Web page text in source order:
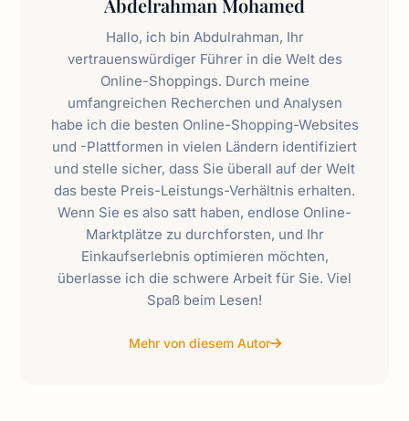
Hallo, ich bin Abdulrahman, Ihr
vertrauenswürdiger Führer in die Welt des
Online-Shoppings. Durch meine
umfangreichen Recherchen und Analysen
habe ich die besten Online-Shopping-Websites
und -Plattformen in vielen Ländern identifiziert
und stelle sicher, dass Sie überall auf der Welt
das beste Preis-Leistungs-Verhältnis erhalten.
Wenn Sie es also satt haben, endlose Online-
Marktplätze zu durchforsten, und Ihr
Einkaufserlebnis optimieren möchten,
überlasse ich die schwere Arbeit für Sie. Viel
Spaß beim Lesen!
Mehr von diesem Autor